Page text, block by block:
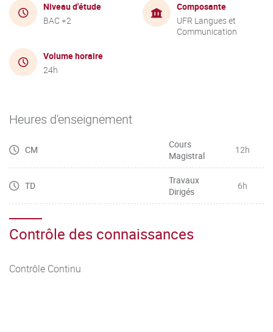
Niveau d'étude
BAC +2
Composante
UFR Langues et
Communication
Volume horaire
24h
Heures d'enseignement
CM
Cours
Magistral
12h
TD
Travaux
Dirigés
6h
Contrôle des connaissances
Contrôle Continu